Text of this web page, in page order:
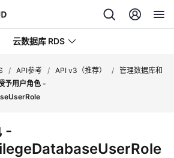
云数据库 RDS
/ API参考 / API v3（推荐） / 管理数据库和
予用户角色 -
-